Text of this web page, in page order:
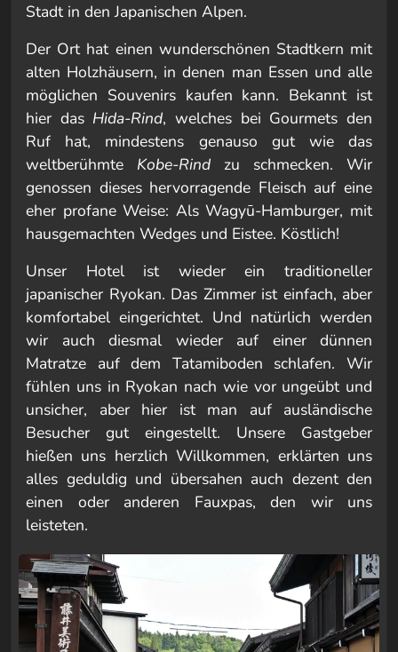
Stadt in den Japanischen Alpen.
Der Ort hat einen wunderschönen Stadtkern mit
alten Holzhäusern, in denen man Essen und alle
möglichen Souvenirs kaufen kann. Bekannt ist
hier das Hida-Rind, welches bei Gourmets den
Ruf hat, mindestens genauso gut wie das
weltberühmte Kobe-Rind zu schmecken. Wir
genossen dieses hervorragende Fleisch auf eine
eher profane Weise: Als Wagyū-Hamburger, mit
hausgemachten Wedges und Eistee. Köstlich!
Unser Hotel ist wieder ein traditioneller
japanischer Ryokan. Das Zimmer ist einfach, aber
komfortabel eingerichtet. Und natürlich werden
wir auch diesmal wieder auf einer dünnen
Matratze auf dem Tatamiboden schlafen. Wir
fühlen uns in Ryokan nach wie vor ungeübt und
unsicher, aber hier ist man auf ausländische
Besucher gut eingestellt. Unsere Gastgeber
hießen uns herzlich Willkommen, erklärten uns
alles geduldig und übersahen auch dezent den
einen oder anderen Fauxpas, den wir uns
leisteten.